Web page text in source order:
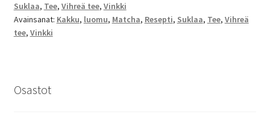
Suklaa, Tee, Vihreä tee, Vinkki
Avainsanat: Kakku, luomu, Matcha, Resepti, Suklaa, Tee, Vihreä
tee, Vinkki
Osastot